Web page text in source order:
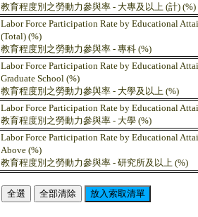
教育程度別之勞動力參與率 - 大專及以上 (計) (%)
Labor Force Participation Rate by Educational
(Total) (%)
教育程度別之勞動力參與率 - 專科 (%)
Labor Force Participation Rate by Educational
Graduate School (%)
教育程度別之勞動力參與率 - 大學及以上 (%)
Labor Force Participation Rate by Educational
教育程度別之勞動力參與率 - 大學 (%)
Labor Force Participation Rate by Educational
Above (%)
教育程度別之勞動力參與率 - 研究所及以上 (%)